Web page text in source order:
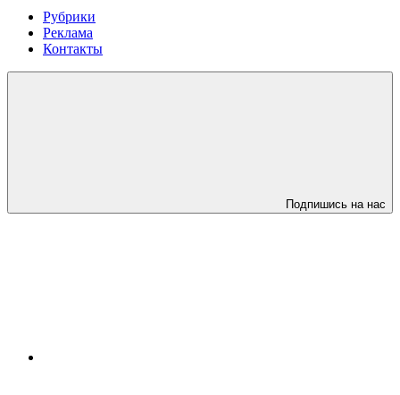
Рубрики
Реклама
Контакты
Подпишись на нас